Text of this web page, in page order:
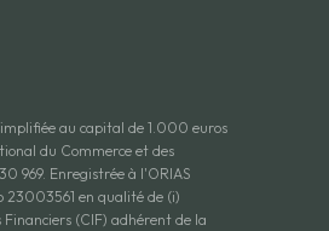
au capital de 1.000 euros
du Commerce et des
969. Enregistrée à l'ORIAS
23003561 en qualité de (i)
(CIF) adhérent de la